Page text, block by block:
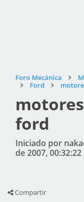
Foro Mecánica
Ford
ford
Iniciado por
de 2007, 00:32:22
Compartir